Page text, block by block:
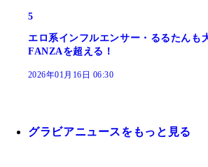
5
エロ系インフルエンサー・るるたん
FANZAを超える！
2026年01月16日 06:30
グラビアニュースをもっと見る